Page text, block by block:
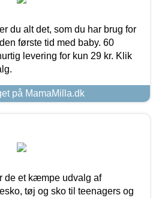
du alt det, som du har brug for
første tid med baby. 60
levering for kun 29 kr. Klik
på MamaMilla.dk
de et kæmpe udvalg af
tøj og sko til teenagers og